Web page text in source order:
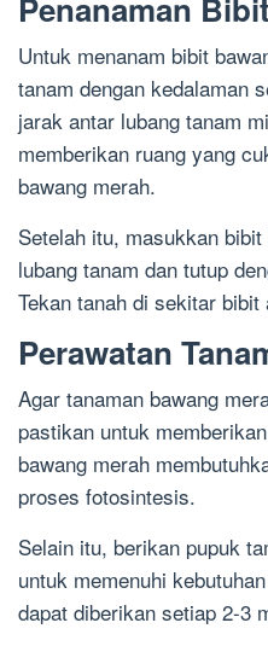
Penanaman Bibit
Untuk menanam bibit
tanam dengan kedalaman
jarak antar lubang tanam
memberikan ruang yang
bawang merah.
Setelah itu, masukkan
lubang tanam dan tutup
Tekan tanah di sekitar
Perawatan
Agar tanaman bawang
pastikan untuk
bawang merah
proses fotosintesis.
Selain itu, berikan pupuk
untuk memenuhi
dapat diberikan setiap 2-3